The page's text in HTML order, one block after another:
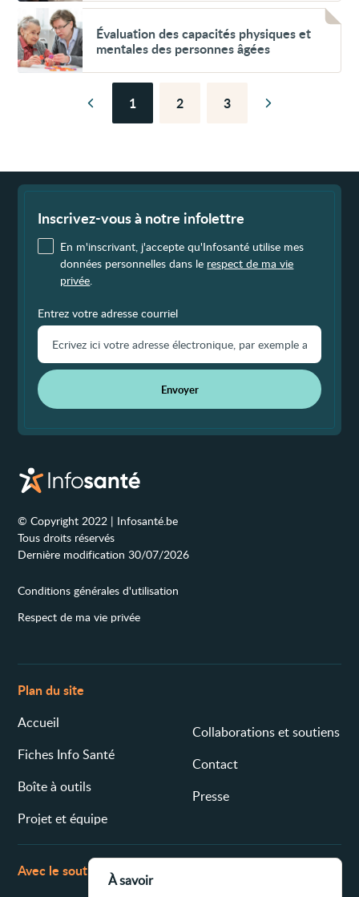
Voir
Évaluation
des
capacités
physiques
Évaluation des capacités physiques et
mentales des personnes âgées
Page
précédente
Page
1 Page
2 Page
3 Page
Inscrivez-vous à notre infolettre
En m'inscrivant, j'accepte qu'Infosanté utilise mes
données personnelles dans le respect de ma vie
privée.
Entrez votre adresse courriel
Envoyer
© Copyright 2022 | Infosanté.be
Tous droits réservés
Dernière modification 30/07/2026
Conditions générales d'utilisation
Respect de ma vie privée
Plan du site
Accueil
Fiches Info Santé
Boîte à outils
Projet et équipe
Collaborations et soutiens
Contact
Presse
Avec le soutien de
À savoir